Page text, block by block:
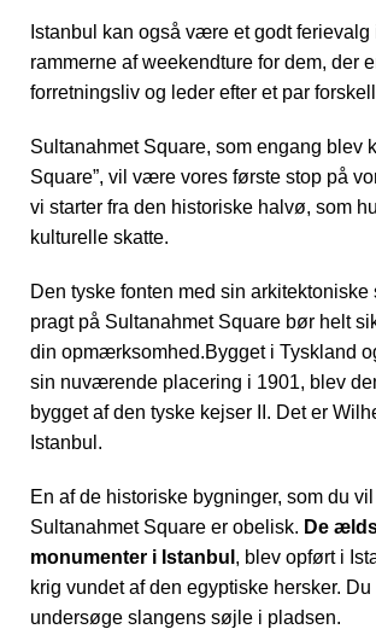
Istanbul kan også være et godt ferievalg
rammerne af weekendture for dem, der
forretningsliv og leder efter et par
Sultanahmet Square, som engang blev
Square”, vil være vores første stop på
vi starter fra den historiske halvø, som
kulturelle skatte.
Den tyske fonten med sin arkitektoniske
pragt på Sultanahmet Square bør helt
din opmærksomhed.Bygget i Tyskland
sin nuværende placering i 1901, blev
bygget af den tyske kejser II. Det er
Istanbul.
En af de historiske bygninger, som du
Sultanahmet Square er obelisk. De
monumenter i Istanbul , blev opført i
krig vundet af den egyptiske hersker.
undersøge slangens søjle i pladsen.